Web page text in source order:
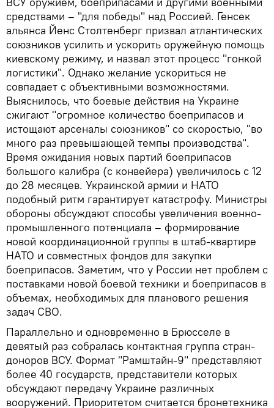
средствами – "для победы" над Россией. Генсек
альянса Йенс Столтенберг призвал атлантических
союзников усилить и ускорить оружейную помощь
киевскому режиму, и назвал этот процесс "гонкой
логистики". Однако желание ускориться не
совпадает с объективными возможностями.
Выяснилось, что боевые действия на Украине
сжигают "огромное количество боеприпасов и
истощают арсеналы союзников" со скоростью, "во
много раз превышающей темпы производства".
Время ожидания новых партий боеприпасов
большого калибра (с конвейера) увеличилось с 12
до 28 месяцев. Украинской армии и НАТО
подобный ритм гарантирует катастрофу. Министры
обороны обсуждают способы увеличения военно-
промышленного потенциала – формирование
новой координационной группы в штаб-квартире
НАТО и совместных фондов для закупки
боеприпасов. Заметим, что у России нет проблем с
поставками новой боевой техники и боеприпасов в
объемах, необходимых для планового решения
задач СВО.
Параллельно и одновременно в Брюсселе в
девятый раз собралась контактная группа стран-
доноров ВСУ. Формат "Рамштайн-9" представляют
более 40 государств, представители которых
обсуждают передачу Украине различных
вооружений. Приоритетом считается бронетехника